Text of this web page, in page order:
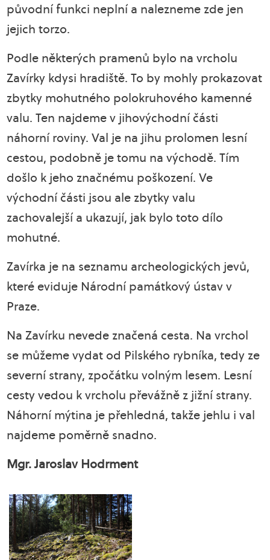
původní funkci neplní a nalezneme zde jen
jejich torzo.
Podle některých pramenů bylo na vrcholu
Zavírky kdysi hradiště. To by mohly prokazovat
zbytky mohutného polokruhového kamenné
valu. Ten najdeme v jihovýchodní části
náhorní roviny. Val je na jihu prolomen lesní
cestou, podobně je tomu na východě. Tím
došlo k jeho značnému poškození. Ve
východní části jsou ale zbytky valu
zachovalejší a ukazují, jak bylo toto dílo
mohutné.
Zavírka je na seznamu archeologických jevů,
které eviduje Národní památkový ústav v
Praze.
Na Zavírku nevede značená cesta. Na vrchol
se můžeme vydat od Pilského rybníka, tedy ze
severní strany, zpočátku volným lesem. Lesní
cesty vedou k vrcholu převážně z jižní strany.
Náhorní mýtina je přehledná, takže jehlu i val
najdeme poměrně snadno.
Mgr. Jaroslav Hodrment